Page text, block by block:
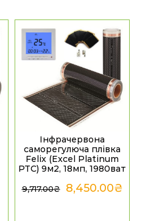
Інфрачервона
саморегулюча плівка
Felix (Excel Platinum
PTC) 9м2, 18мп, 1980ват
9,717.00₴ 8,450.00₴